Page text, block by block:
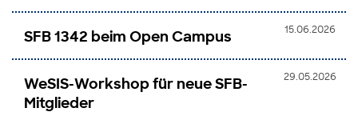
15.06.2026
SFB 1342 beim Open Campus
29.05.2026
WeSIS-Workshop für neue SFB-
Mitglieder